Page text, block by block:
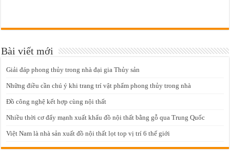
Bài viết mới
Giải đáp phong thủy trong nhà đại gia Thủy sản
Những điều cần chú ý khi trang trí vật phẩm phong thủy trong nhà
Đồ công nghệ kết hợp cùng nội thất
Nhiều thời cơ đẩy mạnh xuất khẩu đồ nội thất bằng gỗ qua Trung Quốc
Việt Nam là nhà sản xuất đồ nội thất lọt top vị trí 6 thế giới